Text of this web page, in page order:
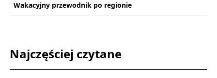
Wakacyjny przewodnik po regionie
Najczęściej czytane